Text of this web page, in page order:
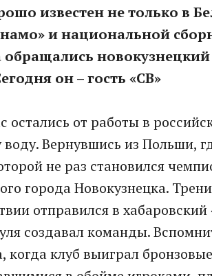
известен не только в
и национальной
обращались
он – гость «СВ»
остались от работы в
воду. Вернувшись из Польши,
не раз становился
города Новокузнецка.
отправился в
создавал команды.
когда клуб выиграл